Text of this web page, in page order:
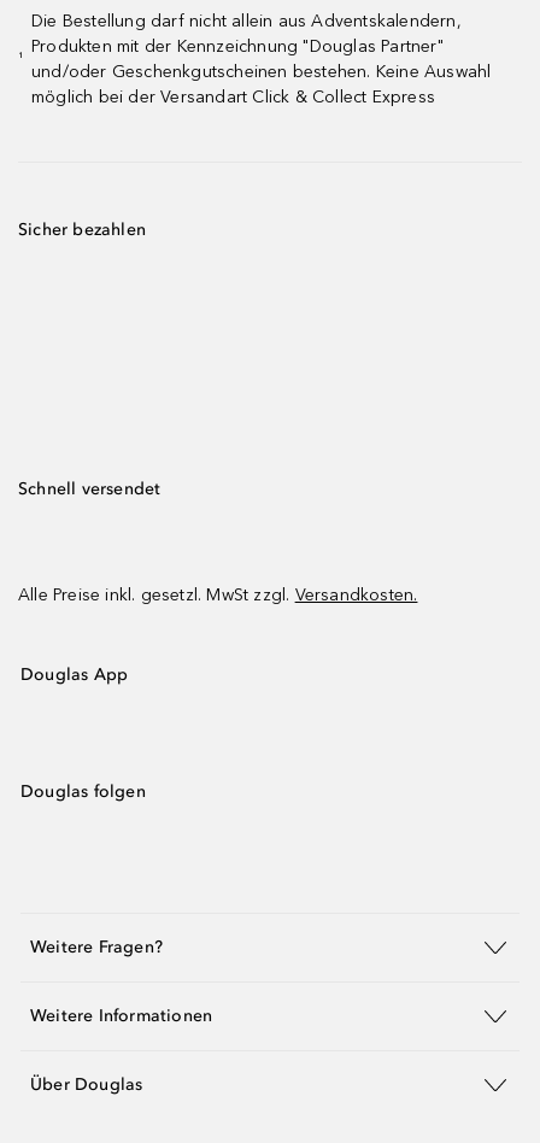
¹
Die Bestellung darf nicht allein aus Adventskalendern,
Produkten mit der Kennzeichnung "Douglas Partner"
und/oder Geschenkgutscheinen bestehen. Keine Auswahl
möglich bei der Versandart Click & Collect Express
Sicher bezahlen
Schnell versendet
Alle Preise inkl. gesetzl. MwSt zzgl. Versandkosten.
Douglas App
Douglas folgen
Weitere Fragen?
Weitere Informationen
Über Douglas